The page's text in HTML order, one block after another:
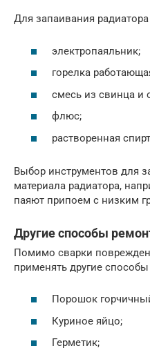
Для запаивания
электропаяльник;
горелка
смесь из свинца и
флюс;
растворенная
Выбор инструментов для
материала радиатора,
паяют припоем с низким
Другие способы
Помимо сварки
применять другие
Порошок
Куриное яйцо;
Герметик;